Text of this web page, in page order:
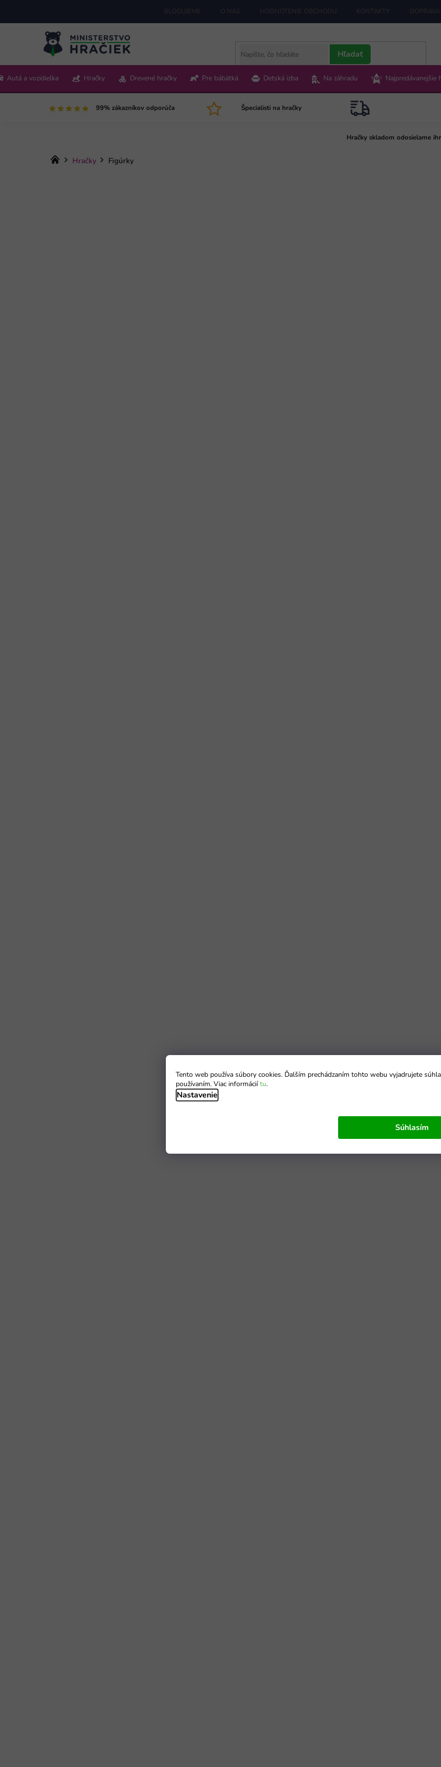
Tento web používa súbory cookies. Ďalším prechádzaním tohto webu vyjadrujete
používaním. Viac informáciítu.
Nastavenie
Súhlasím
obsah
BLOGUJEME O NÁS HODNOTENIE OBCHODU KONTAKTY
Pon-Pia 9:00-15:00
Hľadať
Autá a vozidielka Hračky Drevené hračky Pre bábätká Detská izba Na záhradu Najpredávanejšie
99% zákazníkov odporúča Špecialisti na hračky
Hračky skladom odosielame
Domov
Hračky Figúrky